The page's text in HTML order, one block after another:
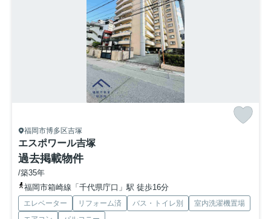
福岡市博多区吉塚
エスポワール吉塚
過去掲載物件
/築35年
福岡市箱崎線「千代県庁口」駅 徒歩16分
エレベーター リフォーム済 バス・トイレ別
室内洗濯機置場